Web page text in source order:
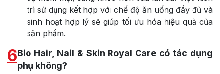
trì sử dụng kết hợp với chế độ ăn uống đầy đủ và
sinh hoạt hợp lý sẽ giúp tối ưu hóa hiệu quả của
sản phẩm.
6Bio Hair, Nail & Skin Royal Care có tác dụng
phụ không?